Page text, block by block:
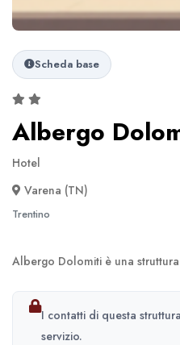
Scheda base
Albergo
Hotel
Varena (TN)
Trentino
Albergo Dolomiti è una
I contatti di questa
servizio.